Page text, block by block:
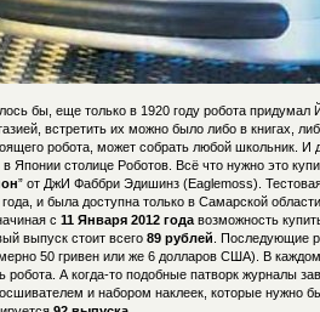
бы, еще только в 1920 году робота
встретить их можно было либо в книгах,
робота, может собрать любой школьник. И
в Японии столице Роботов. Всё что нужно это
” от ДжИ Фаббри Эдишинз (Eaglemoss).
года, и была доступна только в Самарской области.
с 11 Января 2012 года возможность
выпуск стоит всего 89 рублей . Последующие
50 гривен или же 6 долларов США). В
робота. А когда-то подобные патворк журналы
и набором наклеек, которые нужно